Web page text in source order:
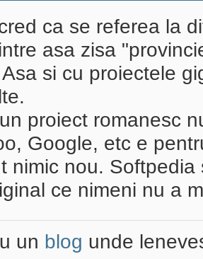
ca se referea la
asa zisa
si cu proiectele
proiect romanesc
Google, etc e
nimic nou.
ce nimeni nu a
un blog unde